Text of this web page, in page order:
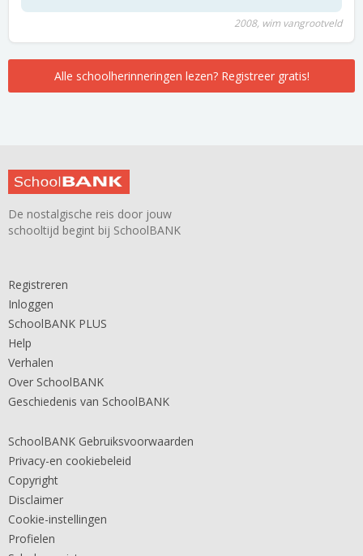
2008, wim vangrootveld
Alle schoolherinneringen lezen? Registreer gratis!
De nostalgische reis door jouw
schooltijd begint bij SchoolBANK
Registreren
Inloggen
SchoolBANK PLUS
Help
Verhalen
Over SchoolBANK
Geschiedenis van SchoolBANK
SchoolBANK Gebruiksvoorwaarden
Privacy-en cookiebeleid
Copyright
Disclaimer
Cookie-instellingen
Profielen